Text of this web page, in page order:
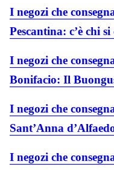
I negozi che
Pescantina: c’è chi
I negozi che
Bonifacio: Il
I negozi che
Sant’Anna
I negozi che